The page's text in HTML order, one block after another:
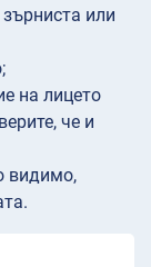
или
на лицето
че и
видимо,